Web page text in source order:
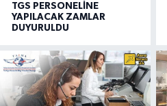
TGS PERSONELİNE
YAPILACAK ZAMLAR
DUYURULDU